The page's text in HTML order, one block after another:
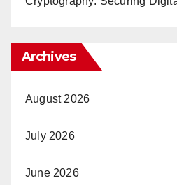
Archives
August 2026
July 2026
June 2026